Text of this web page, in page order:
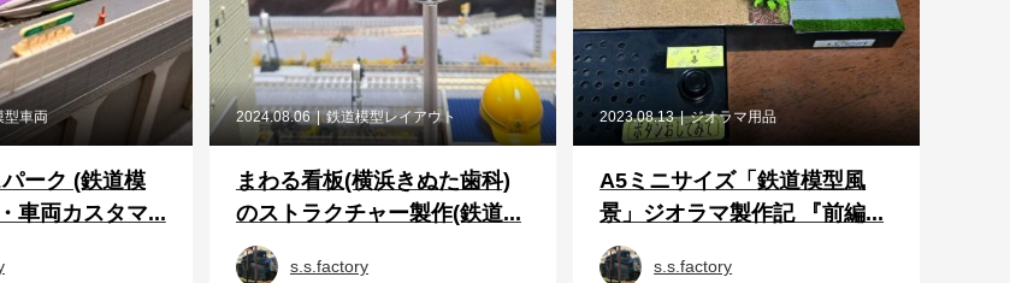
型車両
ーク (鉄道模
車両カスタマ...
2024.08.06 鉄道模型レイアウト
まわる看板(横浜きぬた歯科)
のストラクチャー製作(鉄道...
s.s.factory
2023.08.13 ジオラマ用品
A5ミニサイズ「鉄道模型風
景」ジオラマ製作記 『前編...
s.s.factory